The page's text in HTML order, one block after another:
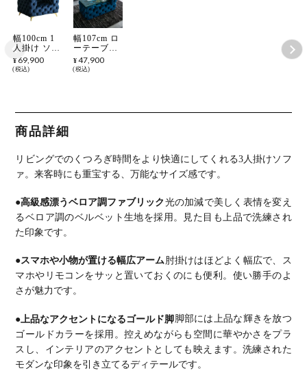
幅100cm 1
人掛け ソフ
ァ ベロア調
スチール 脚
ダン リビン
グソファ お
しゃれ ラグ
青 ブルー
グレー ルン
バブル
¥ 69,900
税込
幅107cm ロ
ーテーブル
ガラス天板
ベロア調 ベ
テーブル リ
アリー 青
ブルー グレ
ー
¥47,900
税込
商品詳細
リビングでのくつろぎ時間をより快適にしてくれる3人掛けソフ
ァ。来客時にも重宝する、万能なサイズ感です。
●高級感漂うベロア調ファブリック 光の加減で美しく表情を変え
るベロア調のベルベット生地を採用。
見た目も上品で洗練され
た印象です。
●スマホや小物が置ける幅広アーム肘掛けはほどよく幅広で、ス
マホやリモコンをサッと置いておくのにも便利。 使い勝手のよ
さが魅力です。
●上品なアクセントになるゴールド脚脚部には上品な輝きを放つ
ゴールドカラーを採用。 控えめながらも空間に華やかさをプラ
スし、インテリアのアクセントとしても映えます。 洗練された
モダンな印象を引き立てるディテールです。